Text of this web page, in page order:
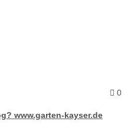
0
www.garten-kayser.de